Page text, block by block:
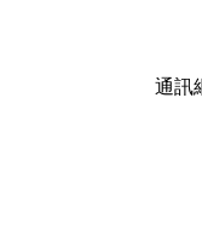
通訊